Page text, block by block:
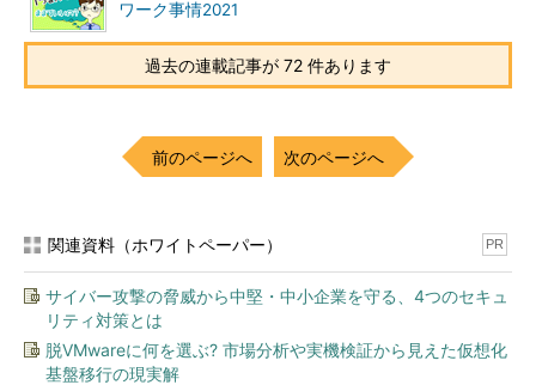
ワーク事情2021
過去の連載記事が 72 件あります
前のページへ 次のページへ
関連資料（ホワイトペーパー） PR
サイバー攻撃の脅威から中堅・中小企業を守る、4つのセキュ
リティ対策とは
脱VMwareに何を選ぶ? 市場分析や実機検証から見えた仮想化
基盤移行の現実解